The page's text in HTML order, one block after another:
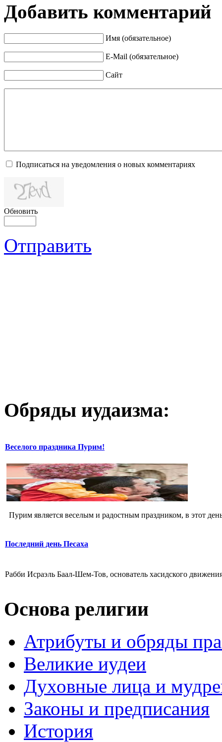
Добавить комментарий
Имя (обязательное)
E-Mail (обязательное)
Сайт
Подписаться на уведомления о новых комментариях
Обновить
Отправить
Обряды иудаизма:
Веселого праздника Пурим!
Пурим является веселым и радостным праздником, в этот
Последний день Песаха
Рабби Исраэль Баал-Шем-Тов, основатель хасидского
Основа религии
Атрибуты и обряды
Великие иудеи
Духовные лица и
Законы и предписания
История